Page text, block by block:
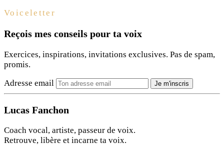
Voiceletter
Reçois mes conseils pour ta voix
Exercices, inspirations, invitations exclusives. Pas de spam,
promis.
Adresse email
Je m'inscris
Lucas Fanchon
Coach vocal, artiste, passeur de voix.
Retrouve, libère et incarne ta voix.